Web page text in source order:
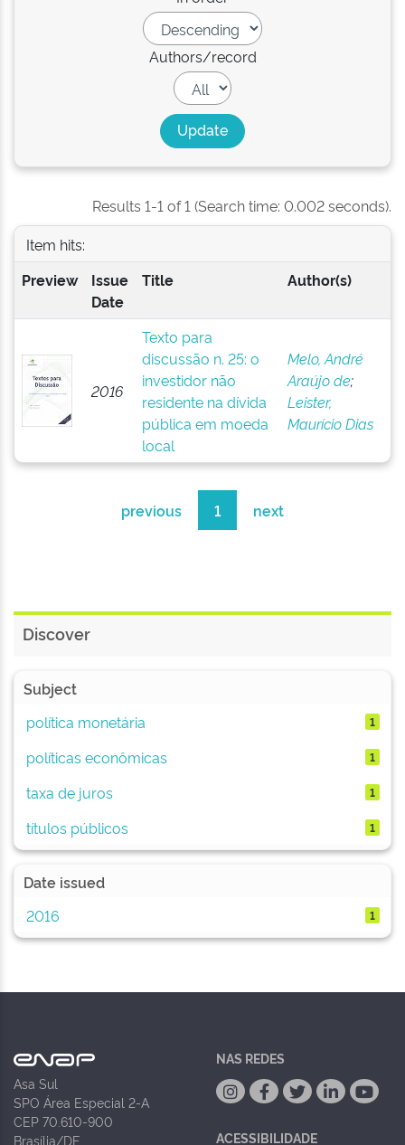
Authors/record
Results 1-1 of 1 (Search time: 0.002 seconds).
Item hits:
Preview
Issue
Date
Title Author(s)
2016
Texto para
discussão n. 25: o
investidor não
residente na dívida
pública em moeda
local
Melo, André
Araújo de;
Leister,
Maurício Dias
previous 1 next
Discover
Subject
política monetária
1
políticas econômicas 1
taxa de juros 1
títulos públicos 1
Date issued
2016
1
Asa Sul
SPO Área Especial 2-A
CEP 70.610-900
Brasília/DF
NAS REDES
ACESSIBILIDADE